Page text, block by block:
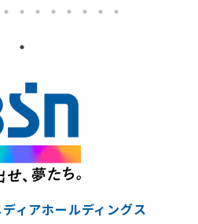
ィアホールディングス